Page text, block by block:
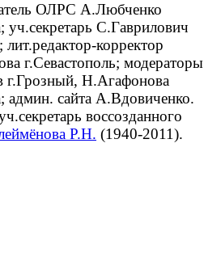
ОЛРС А.Любченко
уч.секретарь С.Гаврилович
лит.редактор-корректор
г.Севастополь; модераторы
г.Грозный, Н.Агафонова
админ. сайта А.Вдовиченко.
воссозданного
Р.Н. (1940-2011).